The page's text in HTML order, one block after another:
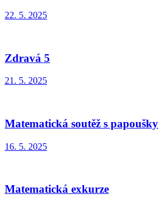
22. 5. 2025
Zdravá 5
21. 5. 2025
Matematická soutěž s papoušky
16. 5. 2025
Matematická exkurze